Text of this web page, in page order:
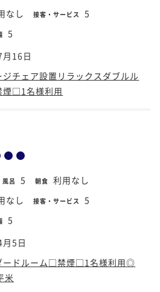
なし 接客・サービス 5
5
16日
ジチェア設置リラックスダブルル
□1名様利用
風呂 5 朝食 利用なし
なし 接客・サービス 5
5
5日
ードルーム□禁煙□1名様利用◎
米